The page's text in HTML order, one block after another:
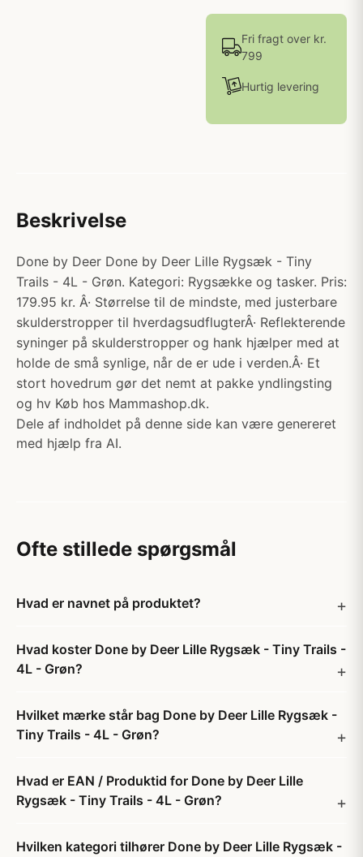
Fri fragt over kr.
799
Hurtig levering
Beskrivelse
Done by Deer Done by Deer Lille Rygsæk - Tiny
Trails - 4L - Grøn. Kategori: Rygsække og tasker. Pris:
179.95 kr. Â· Størrelse til de mindste, med justerbare
skulderstropper til hverdagsudflugterÂ· Reflekterende
syninger på skulderstropper og hank hjælper med at
holde de små synlige, når de er ude i verden.Â· Et
stort hovedrum gør det nemt at pakke yndlingsting
og hv Køb hos Mammashop.dk.
Dele af indholdet på denne side kan være genereret
med hjælp fra AI.
Ofte stillede spørgsmål
Hvad er navnet på produktet?
Hvad koster Done by Deer Lille Rygsæk - Tiny Trails -
4L - Grøn?
Hvilket mærke står bag Done by Deer Lille Rygsæk -
Tiny Trails - 4L - Grøn?
Hvad er EAN / Produktid for Done by Deer Lille
Rygsæk - Tiny Trails - 4L - Grøn?
Hvilken kategori tilhører Done by Deer Lille Rygsæk -